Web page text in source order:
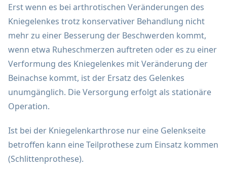
Erst wenn es bei arthrotischen Veränderungen des
Kniegelenkes trotz konservativer Behandlung nicht
mehr zu einer Besserung der Beschwerden kommt,
wenn etwa Ruheschmerzen auftreten oder es zu einer
Verformung des Kniegelenkes mit Veränderung der
Beinachse kommt, ist der Ersatz des Gelenkes
unumgänglich. Die Versorgung erfolgt als stationäre
Operation.
Ist bei der Kniegelenkarthrose nur eine Gelenkseite
betroffen kann eine Teilprothese zum Einsatz kommen
(Schlittenprothese).